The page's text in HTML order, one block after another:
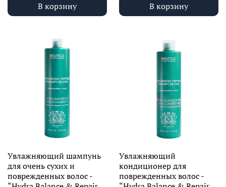
В корзину В корзину
Увлажняющий шампунь
для очень сухих и
поврежденных волос -
Увлажняющий
кондиционер для
поврежденных волос -